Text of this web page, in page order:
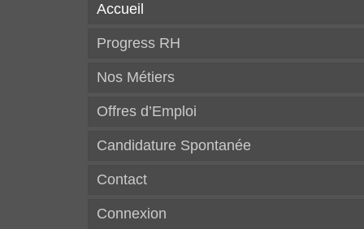
Accueil
Progress RH
Nos Métiers
Offres d’Emploi
Candidature Spontanée
Contact
Connexion